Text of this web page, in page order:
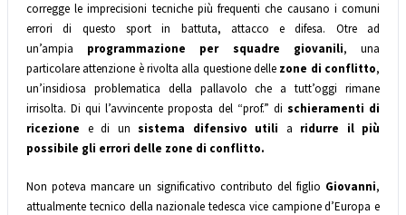
corregge le imprecisioni tecniche più frequenti che causano i comuni
errori di questo sport in battuta, attacco e difesa. Otre ad
un’ampia programmazione per squadre giovanili, una
particolare attenzione è rivolta alla questione delle zone di conflitto,
un’insidiosa problematica della pallavolo che a tutt’oggi rimane
irrisolta. Di qui l’avvincente proposta del “prof.” di schieramenti di
ricezione e di un sistema difensivo utili a ridurre il più
possibile gli errori delle zone di conflitto.
Non poteva mancare un significativo contributo del figlio Giovanni,
attualmente tecnico della nazionale tedesca vice campione d’Europa e